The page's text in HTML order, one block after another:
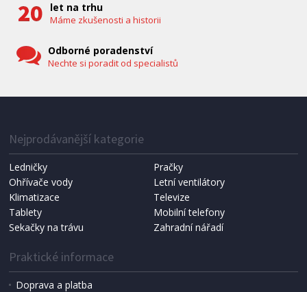
NÁHRADNÍ SÁČKY DO VYSAVAČE
Koma KRA-SB02S (Multi Bag, S-BAG SMS)
let na trhu
Máme zkušenosti a historii
Odborné poradenství
Nechte si poradit od specialistů
Nejprodávanější kategorie
Ledničky
Pračky
Ohřívače vody
Letní ventilátory
Klimatizace
Televize
Tablety
Mobilní telefony
Sekačky na trávu
Zahradní nářadí
Praktické informace
Doprava a platba